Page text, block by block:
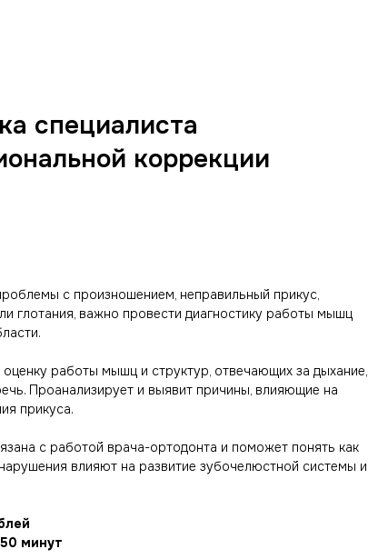
специалиста
коррекции
с произношением, неправильный прикус,
глотания, важно провести диагностику работы мышц
оценку работы мышц и структур, отвечающих за дыхание,
Проанализирует и выявит причины, влияющие на
прикуса.
с работой врача-ортодонта и поможет понять как
влияют на развитие зубочелюстной системы и
50 минут